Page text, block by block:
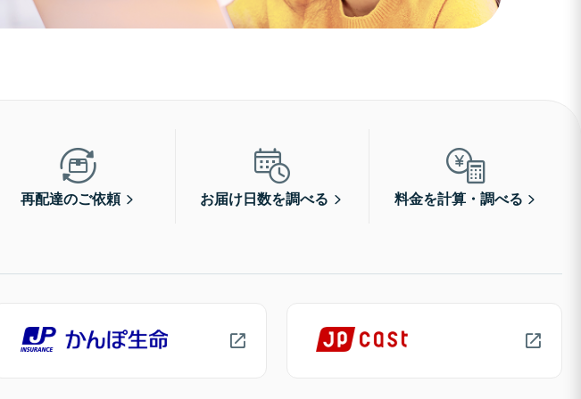
再配達のご依頼 お届け日数を調べる 料金を計算・調べる